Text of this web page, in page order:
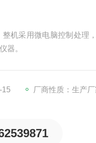
机采用微电脑控制处理
器。
15 厂商性质：生产